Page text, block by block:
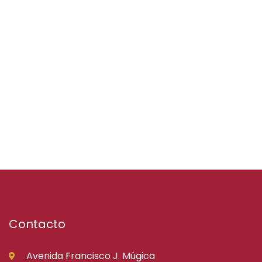
Contacto
Avenida Francisco J. Múgica